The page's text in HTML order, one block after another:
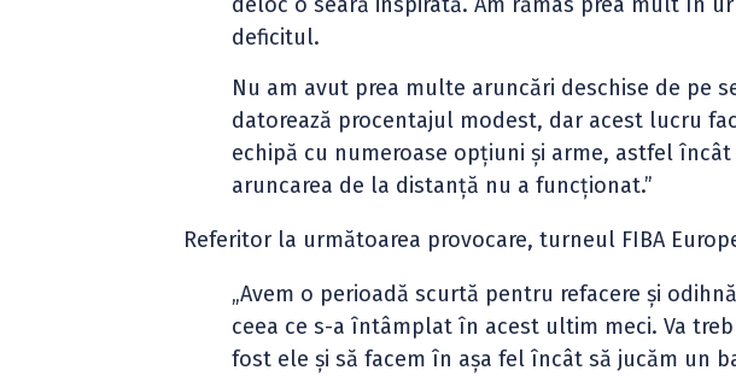
deficitul.
Nu am avut prea multe aruncări deschise de pe
datorează procentajul modest, dar acest lucru
echipă cu numeroase opțiuni și arme, astfel
aruncarea de la distanță nu a funcționat.”
Referitor la următoarea provocare, turneul FIBA
„Avem o perioadă scurtă pentru refacere și
ceea ce s-a întâmplat în acest ultim meci. Va
fost ele și să facem în așa fel încât să jucăm un